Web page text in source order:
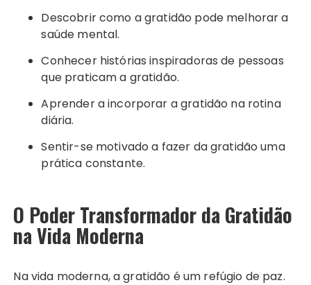
Descobrir como a gratidão pode melhorar a
saúde mental.
Conhecer histórias inspiradoras de pessoas
que praticam a gratidão.
Aprender a incorporar a gratidão na rotina
diária.
Sentir-se motivado a fazer da gratidão uma
prática constante.
O Poder Transformador da Gratidão
na Vida Moderna
Na vida moderna, a gratidão é um refúgio de paz.